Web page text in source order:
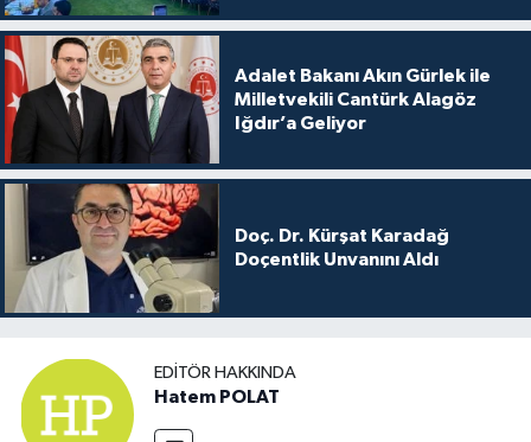
Adalet Bakanı Akın Gürlek ile
Milletvekili Cantürk Alagöz
Iğdır’a Geliyor
Doç. Dr. Kürşat Karadağ
Doçentlik Unvanını Aldı
EDITÖR HAKKINDA
Hatem POLAT